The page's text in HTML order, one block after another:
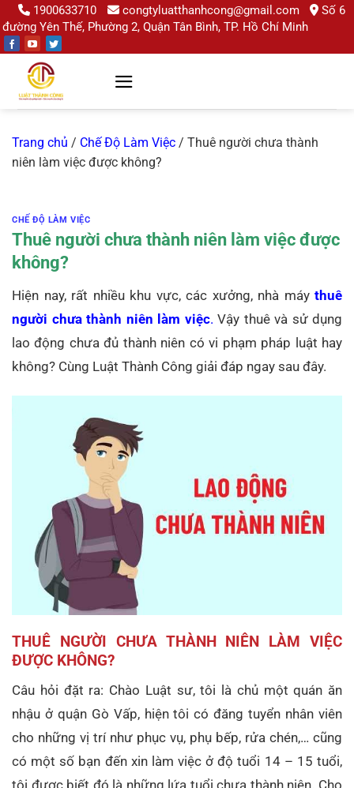
Chuyển
đến
nội
1900633710 congtyluatthanhcong@gmail.com
Số 6
đường Yên Thế, Phường 2, Quận Tân Bình, TP. Hồ Chí Minh
Trang chủ / Chế Độ Làm Việc / Thuê người chưa thành
niên làm việc được không?
CHẾ ĐỘ LÀM VIỆC
Thuê người chưa thành niên làm việc được
không?
Hiện nay, rất nhiều khu vực, các xưởng, nhà máy thuê
người chưa thành niên làm việc. Vậy thuê và sử dụng
lao động chưa đủ thành niên có vi phạm pháp luật hay
không? Cùng Luật Thành Công giải đáp ngay sau đây.
THUÊ NGƯỜI CHƯA THÀNH NIÊN LÀM VIỆC
ĐƯỢC KHÔNG?
Câu hỏi đặt ra: Chào Luật sư, tôi là chủ một quán ăn
nhậu ở quận Gò Vấp, hiện tôi có đăng tuyển nhân viên
cho những vị trí như phục vụ, phụ bếp, rửa chén,… cũng
có một số bạn đến xin làm việc ở độ tuổi 14 – 15 tuổi,